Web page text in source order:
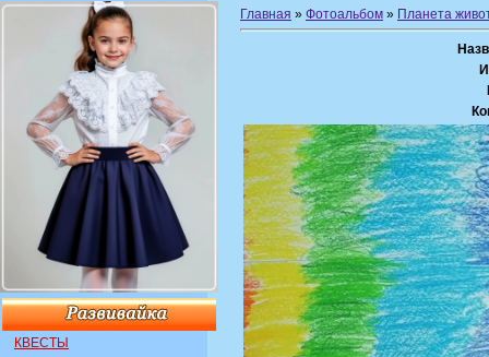
КВЕСТЫ
Главная » Фотоальбом » Планета